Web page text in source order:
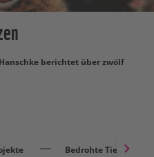
berichtet über zwölf
Bedrohte Tierarten